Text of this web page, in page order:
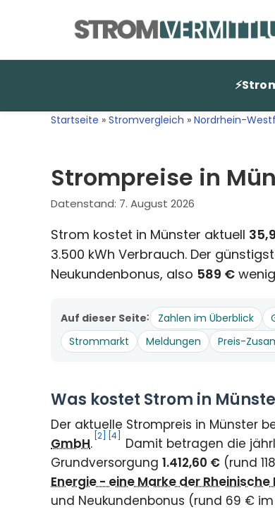
⚡
Startseite » Stromvergleich » Nordrhein-
Strompreise in
Datenstand: 7. August 2026
Strom kostet in Münster aktuell
3.500 kWh Verbrauch. Der
Neukundenbonus, also 589 €
Auf dieser Seite
Zahlen im Überblick
Strommarkt
Meldungen Preis-
Was kostet Strom in
Der aktuelle Strompreis in Münster
GmbH. [2] [4]
Damit betragen die
Grundversorgung 1.412,60 € (rund
Energie - eine Marke der
und Neukundenbonus (rund 69 €